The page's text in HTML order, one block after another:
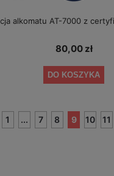
alkomatu AT-7000 z
80,00 zł
DO KOSZYKA
1 ... 7 8 9 10 11